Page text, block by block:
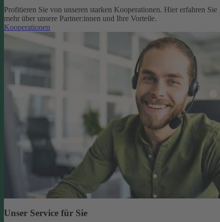
Profitieren Sie von unseren starken Kooperationen. Hier erfahren Sie
mehr über unsere Partner:innen und Ihre Vorteile.
Kooperationen
Unser Service für Sie